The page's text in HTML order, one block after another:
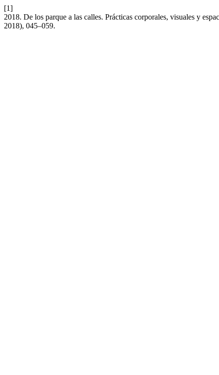
[1]
2018. De los parque a las calles. Prácticas corporales, visuales y
2018), 045–059.